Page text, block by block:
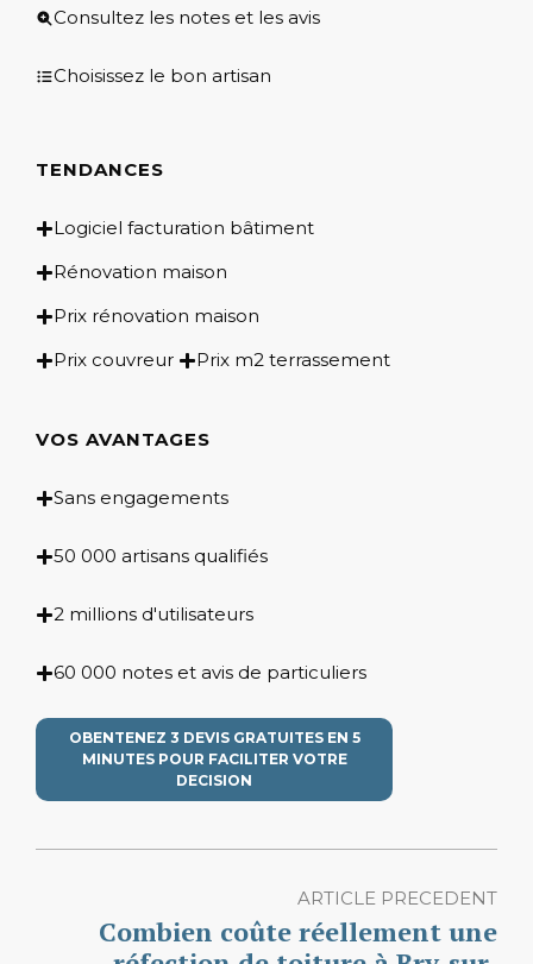
Consultez les notes et les avis
Choisissez le bon artisan
TENDANCES
Logiciel facturation bâtiment
Rénovation maison
Prix rénovation maison
Prix couvreur
Prix m2 terrassement
VOS AVANTAGES
Sans engagements
50 000 artisans qualifiés
2 millions d'utilisateurs
60 000 notes et avis de particuliers
OBENTENEZ 3 DEVIS GRATUITES EN 5
MINUTES POUR FACILITER VOTRE
DECISION
ARTICLE PRECEDENT
Combien coûte réellement une